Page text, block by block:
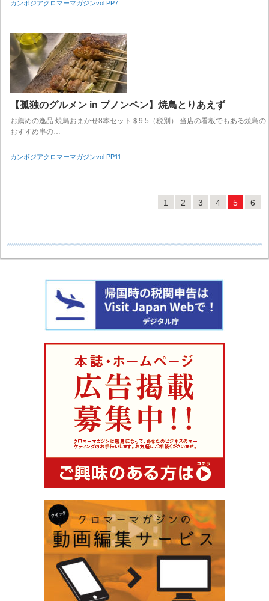
カンボジアクロマーマガジンvol.PP7
【孤独のグルメン in プノンペン】焼鳥とりあえず
お薦めの逸品 焼鳥おまかせ8本セット＄9.5（税別） 当店の看板でもある焼鳥の
おすすめ串の…
カンボジアクロマーマガジンvol.PP11
1 2 3 4 5 6